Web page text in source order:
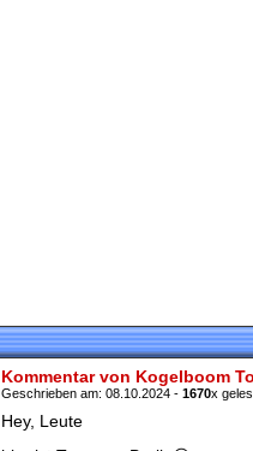
Kommentar von Kogelboom
Geschrieben am: 08.10.2024 - 1670x
Hey, Leute